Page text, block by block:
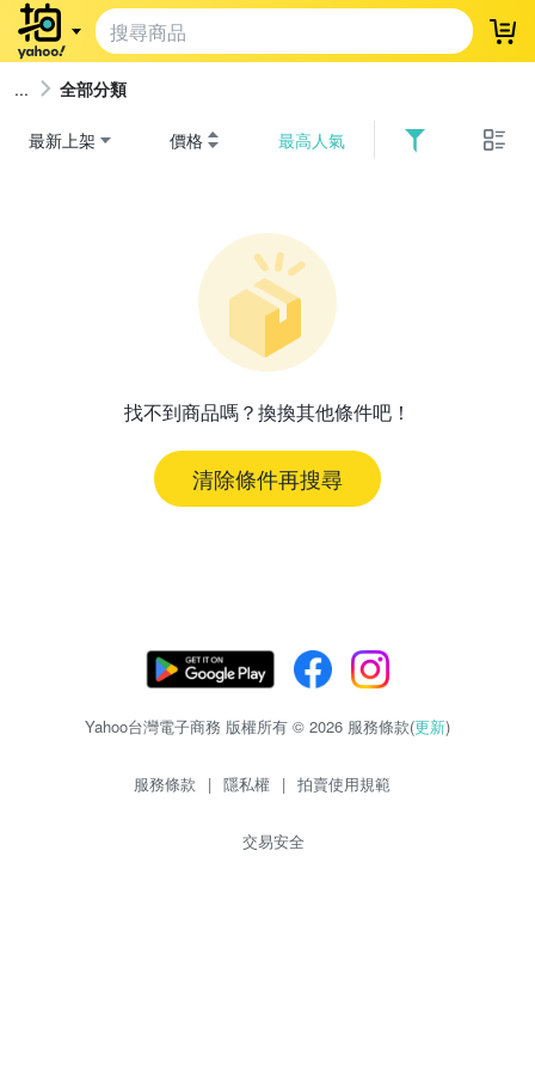
登
全部分類
最新上架 價格 最高人氣
找不到商品嗎？換換其他條件吧！
清除條件再搜尋
Yahoo台灣電子商務 版權所有 © 2026 服務條款(更新)
服務條款 | 隱私權 | 拍賣使用規範
交易安全